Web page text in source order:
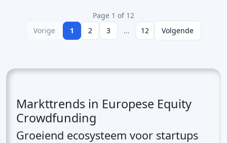
Page 1 of 12
Vorige
1 2 3 ... 12 Volgende
Markttrends in Europese Equity
Crowdfunding
Groeiend ecosysteem voor startups